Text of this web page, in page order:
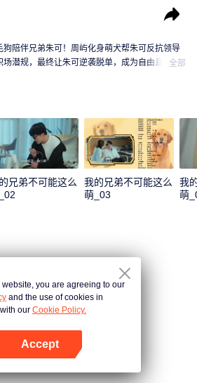
陪伴兄弟朱可！周屿化身萌犬帮朱可反抗领导
潜规，最终让朱可逆袭脱单，成为自由且幸福
全部
兄弟不可能这么
我的兄弟不可能这么
萌_03
我
萌
website, you are agreeing to our
and the use of cookies in
our Cookie Policy.
Accept